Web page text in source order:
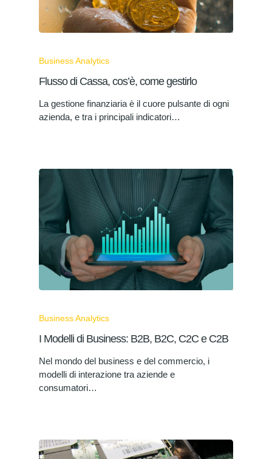
Business Analytics
Flusso di Cassa, cos’è, come gestirlo
La gestione finanziaria è il cuore pulsante di ogni
azienda, e tra i principali indicatori…
Business Analytics
I Modelli di Business: B2B, B2C, C2C e C2B
Nel mondo del business e del commercio, i
modelli di interazione tra aziende e
consumatori…